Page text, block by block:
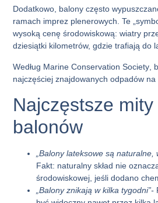
Dodatkowo, balony często
ramach imprez plenerowych. Te
wysoką cenę środowiskową: wiatry
dziesiątki kilometrów, gdzie trafiają do
Według Marine Conservation Society ,
najczęściej znajdowanych odpadów na
Najczęstsze
balonów
„Balony lateksowe są naturalne,
Fakt: naturalny skład nie
środowiskowej, jeśli dodano
„Balony znikają w kilka tygodni”-